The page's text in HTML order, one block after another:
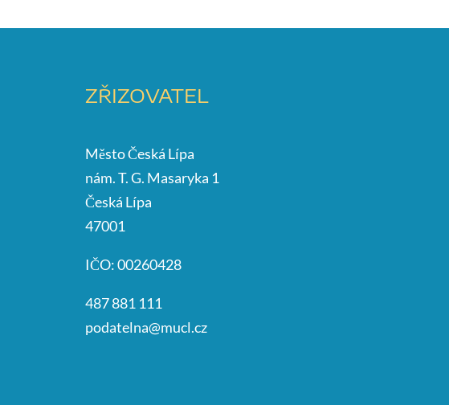
ZŘIZOVATEL
Město Česká Lípa
nám. T. G. Masaryka 1
Česká Lípa
47001
IČO: 00260428
487 881 111
podatelna@mucl.cz